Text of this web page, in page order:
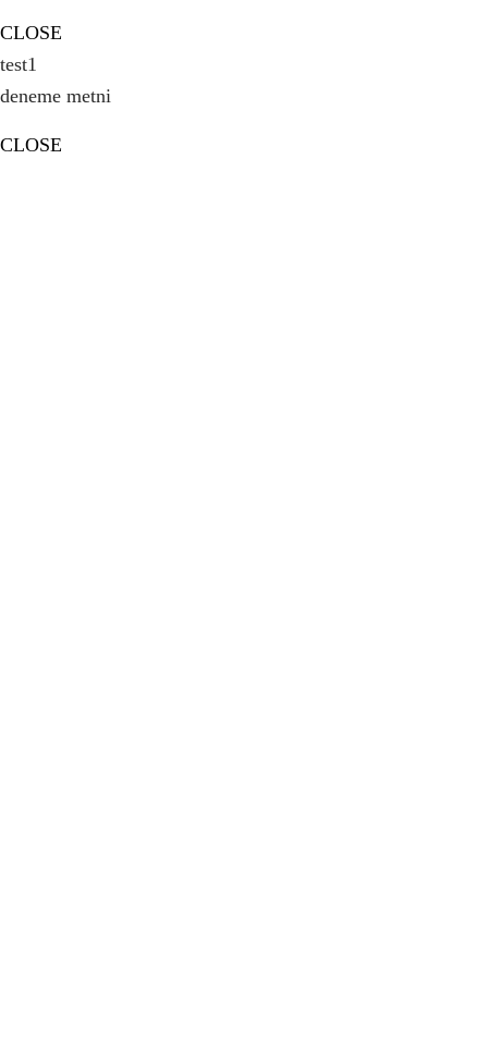
CLOSE
test1
deneme metni
CLOSE